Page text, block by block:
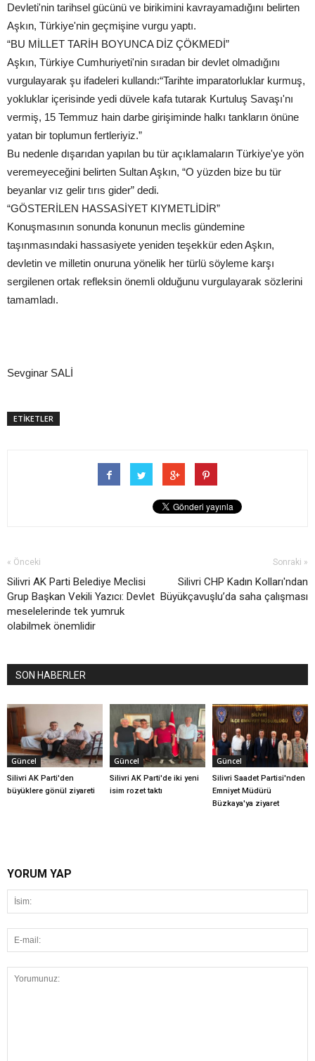
Devleti'nin tarihsel gücünü ve birikimini kavrayamadığını belirten
Aşkın, Türkiye'nin geçmişine vurgu yaptı.
“BU MİLLET TARİH BOYUNCA DİZ ÇÖKMEDİ”
Aşkın, Türkiye Cumhuriyeti'nin sıradan bir devlet olmadığını
vurgulayarak şu ifadeleri kullandı:“Tarihte imparatorluklar kurmuş,
yokluklar içerisinde yedi düvele kafa tutarak Kurtuluş Savaşı'nı
vermiş, 15 Temmuz hain darbe girişiminde halkı tankların önüne
yatan bir toplumun fertleriyiz.”
Bu nedenle dışarıdan yapılan bu tür açıklamaların Türkiye'ye yön
veremeyeceğini belirten Sultan Aşkın, “O yüzden bize bu tür
beyanlar vız gelir tırıs gider” dedi.
“GÖSTERİLEN HASSASİYET KIYMETLİDİR”
Konuşmasının sonunda konunun meclis gündemine
taşınmasındaki hassasiyete yeniden teşekkür eden Aşkın,
devletin ve milletin onuruna yönelik her türlü söyleme karşı
sergilenen ortak refleksin önemli olduğunu vurgulayarak sözlerini
tamamladı.
Sevginar SALİ
ETİKETLER
« Önceki
Silivri AK Parti Belediye Meclisi
Grup Başkan Vekili Yazıcı: Devlet
meselelerinde tek yumruk
olabilmek önemlidir
Sonraki »
Silivri CHP Kadın Kolları'ndan
Büyükçavuşlu’da saha çalışması
SON HABERLER
Güncel
Silivri AK Parti'den
büyüklere gönül ziyareti
Güncel
Silivri AK Parti'de iki yeni
isim rozet taktı
Güncel
Silivri Saadet Partisi'nden
Emniyet Müdürü
Büzkaya'ya ziyaret
YORUM YAP